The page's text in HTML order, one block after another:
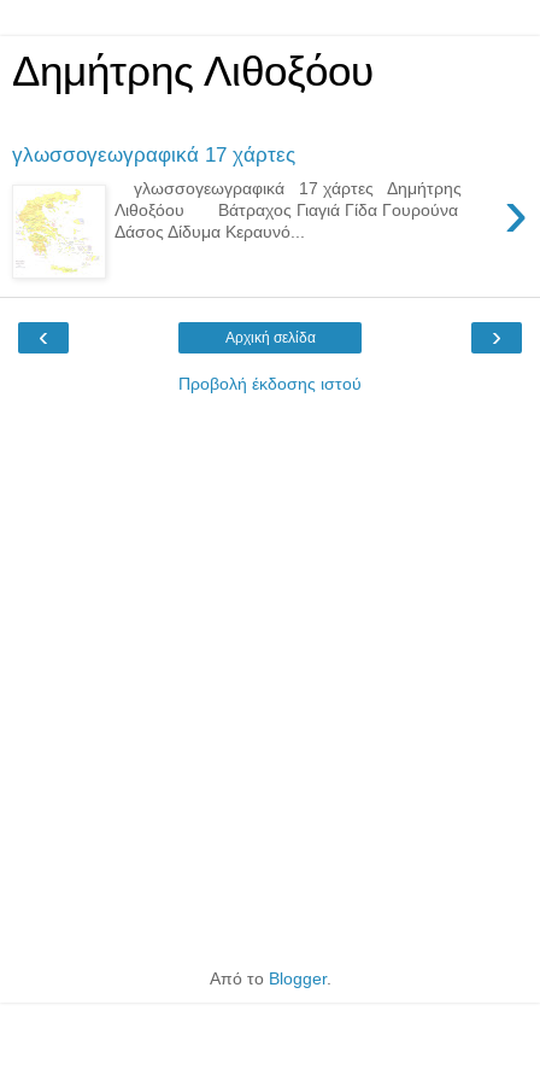
Δημήτρης Λιθοξόου
γλωσσογεωγραφικά 17 χάρτες
›
γλωσσογεωγραφικά 17 χάρτες Δημήτρης
Λιθοξόου Βάτραχος Γιαγιά Γίδα Γουρούνα
Δάσος Δίδυμα Κεραυνό...
‹ ›
Αρχική σελίδα
Προβολή έκδοσης ιστού
Από το Blogger.